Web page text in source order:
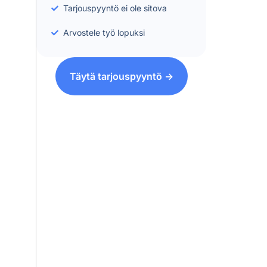
Tarjouspyyntö ei ole sitova
Arvostele työ lopuksi
Täytä tarjouspyyntö ->